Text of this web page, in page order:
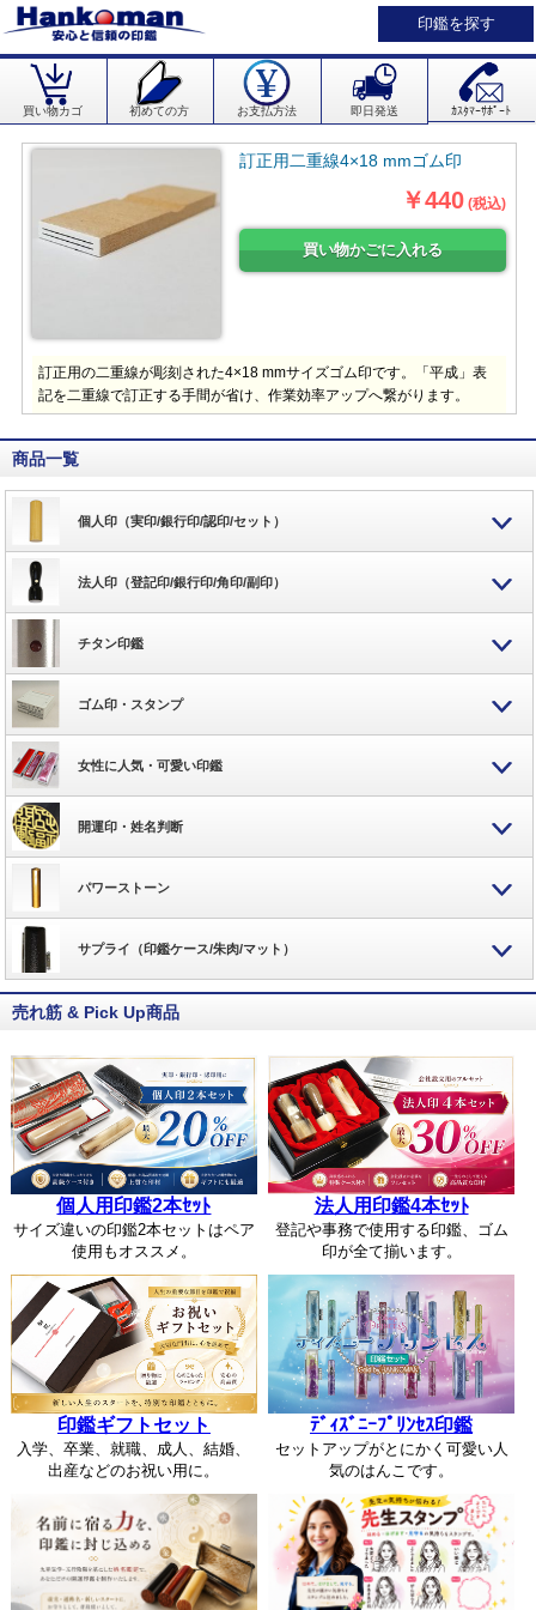
印鑑を探す
買い物カゴ 初めての方 お支払方法 即日発送 ｶｽﾀﾏｰｻﾎﾟｰﾄ
訂正用二重線4×18 mmゴム印
￥440 (税込)
訂正用の二重線が彫刻された4×18 mmサイズゴム印です。「平成」表
記を二重線で訂正する手間が省け、作業効率アップへ繋がります。
商品一覧
個人印（実印/銀行印/認印/セット）
法人印（登記印/銀行印/角印/副印）
チタン印鑑
ゴム印・スタンプ
女性に人気・可愛い印鑑
開運印・姓名判断
パワーストーン
サプライ（印鑑ケース/朱肉/マット）
売れ筋 & Pick Up商品
個人用印鑑2本ｾｯﾄ
サイズ違いの印鑑2本セットはペア
使用もオススメ。
法人用印鑑4本ｾｯﾄ
登記や事務で使用する印鑑、ゴム
印が全て揃います。
印鑑ギフトセット
入学、卒業、就職、成人、結婚、
出産などのお祝い用に。
ﾃﾞｨｽﾞﾆｰﾌﾟﾘﾝｾｽ印鑑
セットアップがとにかく可愛い人
気のはんこです。